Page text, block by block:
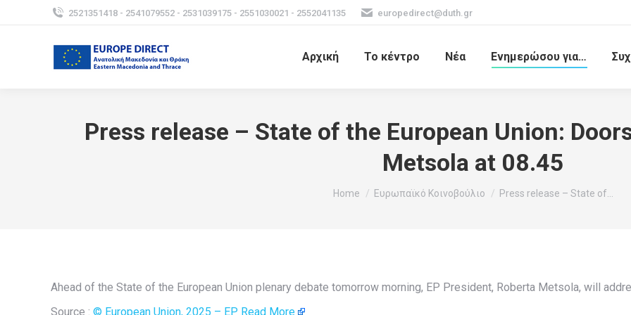
2521351418 - 2541079552 - 2531039175 - 2551030021 - 2552041135 europedirect@duth.gr
Αρχική Το κέντρο Νέα Ενημερώσου για…
Press release – State of the European Union:
Metsola at 08.45
You are here:
Home Ευρωπαϊκό Κοινοβούλιο Press release – State of…
Ahead of the State of the European Union plenary debate tomorrow morning, EP President, Roberta Metsola, will
Source : © European Union, 2025 – EP Read More